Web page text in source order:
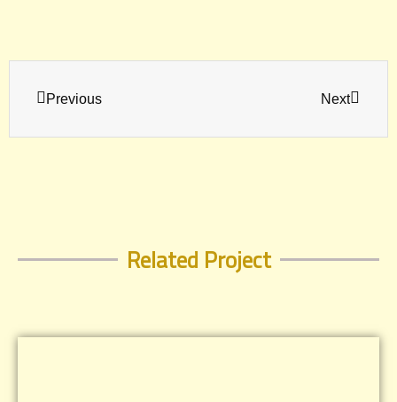
Prev
Previous Next
Next
Related Project